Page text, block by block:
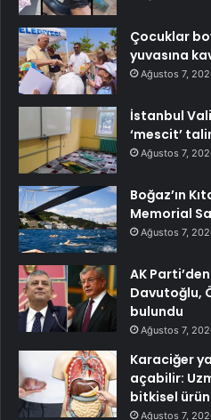
Çocuklar
yuvasına
Ağustos 7,
İstanbul
‘mescit’
Ağustos 7,
Boğaz’ın
Memorial
Ağustos 7,
AK
Davutoğlu,
bulundu
Ağustos 7,
Karaciğer
açabilir:
bitkisel ürün
Ağustos 7,